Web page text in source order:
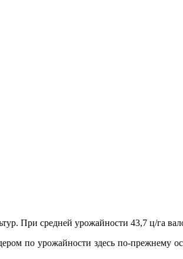
При средней урожайности 43,7 ц/га
по урожайности здесь по-прежнему